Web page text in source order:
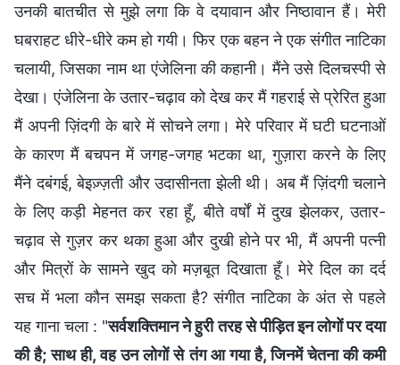
उनकी बातचीत से मुझे लगा कि वे दयावान और निष्ठावान हैं। मेरी
घबराहट धीरे-धीरे कम हो गयी। फिर एक बहन ने एक संगीत नाटिका
चलायी, जिसका नाम था एंजेलिना की कहानी। मैंने उसे दिलचस्पी से
देखा। एंजेलिना के उतार-चढ़ाव को देख कर मैं गहराई से प्रेरित हुआ
मैं अपनी ज़िंदगी के बारे में सोचने लगा। मेरे परिवार में घटी घटनाओं
के कारण मैं बचपन में जगह-जगह भटका था, गुज़ारा करने के लिए
मैंने दबंगई, बेइज़्ज़ती और उदासीनता झेली थी। अब मैं ज़िंदगी चलाने
के लिए कड़ी मेहनत कर रहा हूँ, बीते वर्षों में दुख झेलकर, उतार-
चढ़ाव से गुज़र कर थका हुआ और दुखी होने पर भी, मैं अपनी पत्नी
और मित्रों के सामने खुद को मज़बूत दिखाता हूँ। मेरे दिल का दर्द
सच में भला कौन समझ सकता है? संगीत नाटिका के अंत से पहले
यह गाना चला : "सर्वशक्तिमान ने हुरी तरह से पीड़ित इन लोगों पर दया
की है; साथ ही, वह उन लोगों से तंग आ गया है, जिनमें चेतना की कमी